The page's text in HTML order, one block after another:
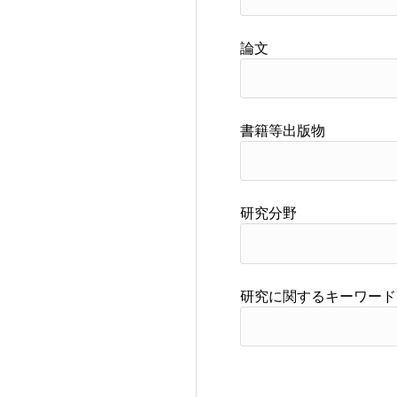
論文
書籍等出版物
研究分野
研究に関するキーワード